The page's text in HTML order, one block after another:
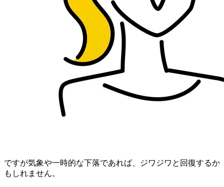
ですが気象や一時的な下落であれば、ジワジワと回復するか
もしれません。